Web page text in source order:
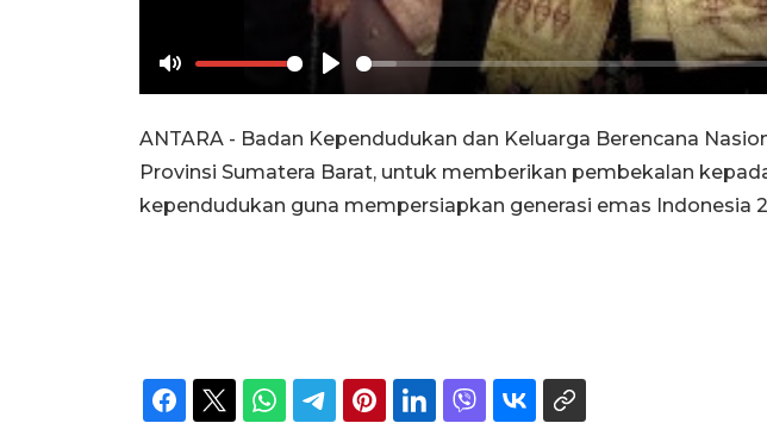
Mute Play
ANTARA - Badan Kependudukan dan Keluarga Berencana
Provinsi Sumatera Barat, untuk memberikan pembekalan
kependudukan guna mempersiapkan generasi emas Indonesia